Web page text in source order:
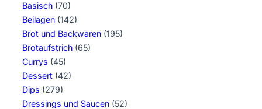
Basisch (70)
Beilagen (142)
Brot und Backwaren (195)
Brotaufstrich (65)
Currys (45)
Dessert (42)
Dips (279)
Dressings und Saucen (52)